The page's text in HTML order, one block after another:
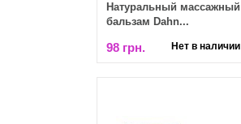
Натуральный массажный
бальзам Dahn...
98 грн. Нет в наличии